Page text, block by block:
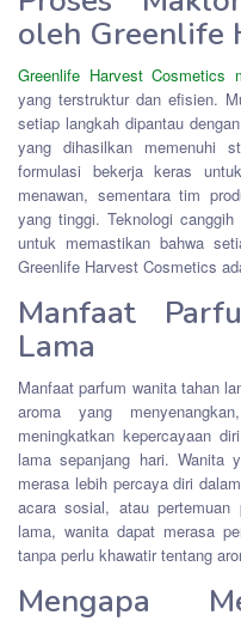
oleh Greenlife
Greenlife Harvest Cosmetics
yang terstruktur dan efisien.
setiap langkah dipantau
yang dihasilkan memenuhi
formulasi bekerja keras
menawan, sementara tim
yang tinggi. Teknologi
untuk memastikan bahwa
Greenlife Harvest Cosmetics
Manfaat
Lama
Manfaat parfum wanita tahan
aroma yang
meningkatkan kepercayaan
lama sepanjang hari. Wanita
merasa lebih percaya diri
acara sosial, atau pertemuan
lama, wanita dapat merasa
tanpa perlu khawatir tentang
Mengapa